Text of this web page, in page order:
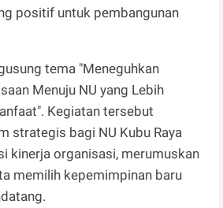
positif untuk pembangunan
tema "Meneguhkan
Menuju NU yang Lebih
Kegiatan tersebut
strategis bagi NU Kubu Raya
kinerja organisasi, merumuskan
memilih kepemimpinan baru